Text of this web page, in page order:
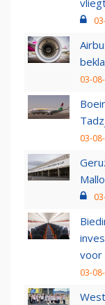
03-
03-
voor
03-